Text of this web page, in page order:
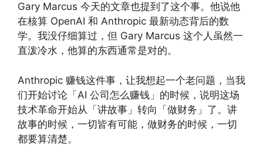
Gary Marcus 今天的文章也提到了这个事。他说他
在核算 OpenAI 和 Anthropic 最新动态背后的数
学。我没仔细算过，但 Gary Marcus 这个人虽然一
直泼冷水，他算的东西通常是对的。
Anthropic 赚钱这件事，让我想起一个老问题，当我
们开始讨论「AI 公司怎么赚钱」的时候，说明这场
技术革命开始从「讲故事」转向「做财务」了。讲
故事的时候，一切皆有可能，做财务的时候，一切
都要算清楚。